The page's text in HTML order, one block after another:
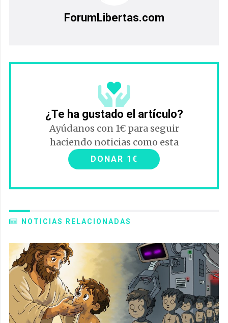
ForumLibertas.com
¿Te ha gustado el artículo?
Ayúdanos con 1€ para seguir
haciendo noticias como esta
DONAR 1€
NOTICIAS RELACIONADAS